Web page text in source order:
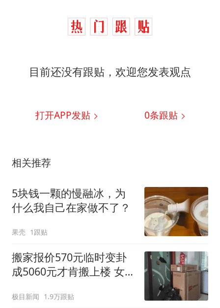
目前还没有跟贴，欢迎您发表观点
打开APP发贴 0条跟贴
相关推荐
5块钱一颗的慢融冰，为
什么我自己在家做不了？
果壳 1跟贴
搬家报价570元临时变卦
成5060元才肯搬上楼 女子
极目新闻 1.9万跟贴